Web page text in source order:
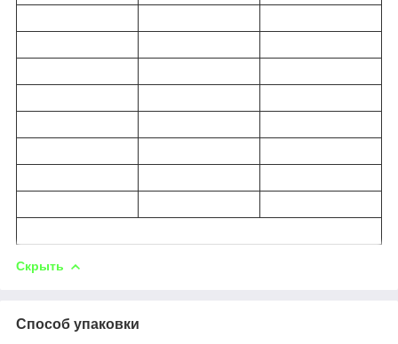
Скрыть
Способ упаковки